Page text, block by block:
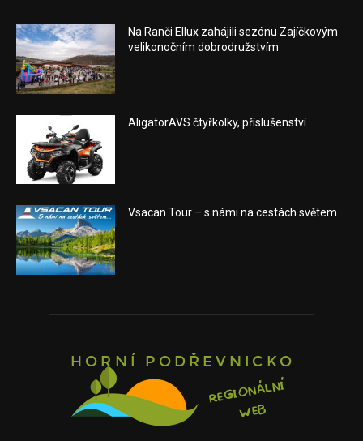
Na Ranči Ellux zahájili sezónu Zajíčkovým
velikonočním dobrodružstvím
AligatorAVS čtyřkolky, příslušenství
Vsacan Tour – s námi na cestách světem